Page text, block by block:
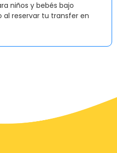
niños y bebés bajo
al reservar tu transfer en